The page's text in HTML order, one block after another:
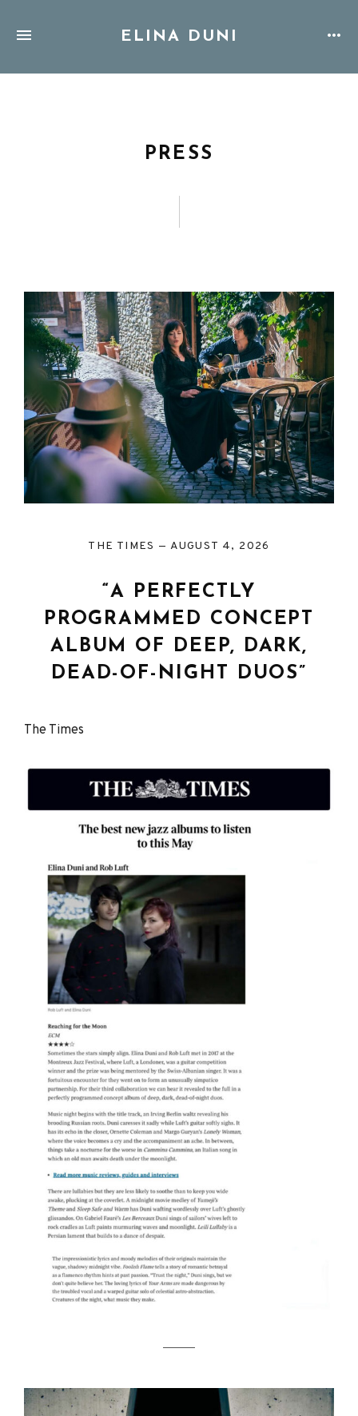
ELINA DUNI
PRESS
THE TIMES AUGUST 4, 2026
“A PERFECTLY
PROGRAMMED CONCEPT
ALBUM OF DEEP, DARK,
DEAD-OF-NIGHT DUOS”
The Times